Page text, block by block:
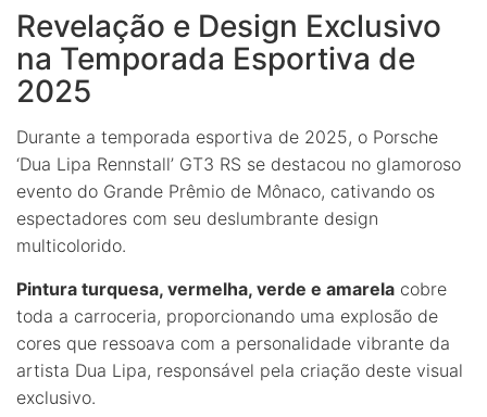
Revelação e Design Exclusivo
na Temporada Esportiva de
2025
Durante a temporada esportiva de 2025, o Porsche
‘Dua Lipa Rennstall’ GT3 RS se destacou no glamoroso
evento do Grande Prêmio de Mônaco, cativando os
espectadores com seu deslumbrante design
multicolorido.
Pintura turquesa, vermelha, verde e amarela cobre
toda a carroceria, proporcionando uma explosão de
cores que ressoava com a personalidade vibrante da
artista Dua Lipa, responsável pela criação deste visual
exclusivo.